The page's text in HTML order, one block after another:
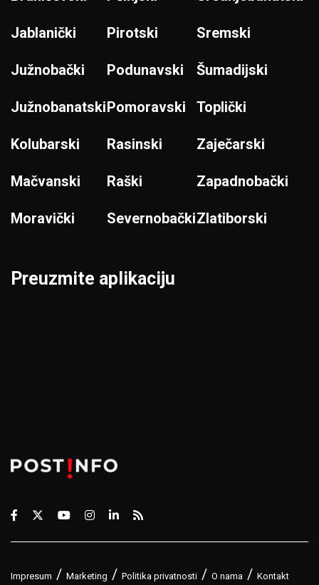
Jablanički
Južnobački
Južnobanatski
Kolubarski
Mačvanski
Moravički
Pirotski
Podunavski
Pomoravski
Rasinski
Raški
Severnobački
Sremski
Šumadijski
Toplički
Zaječarski
Zapadnobački
Zlatiborski
Preuzmite aplikaciju
Impresum Marketing Politika privatnosti O nama Kontakt